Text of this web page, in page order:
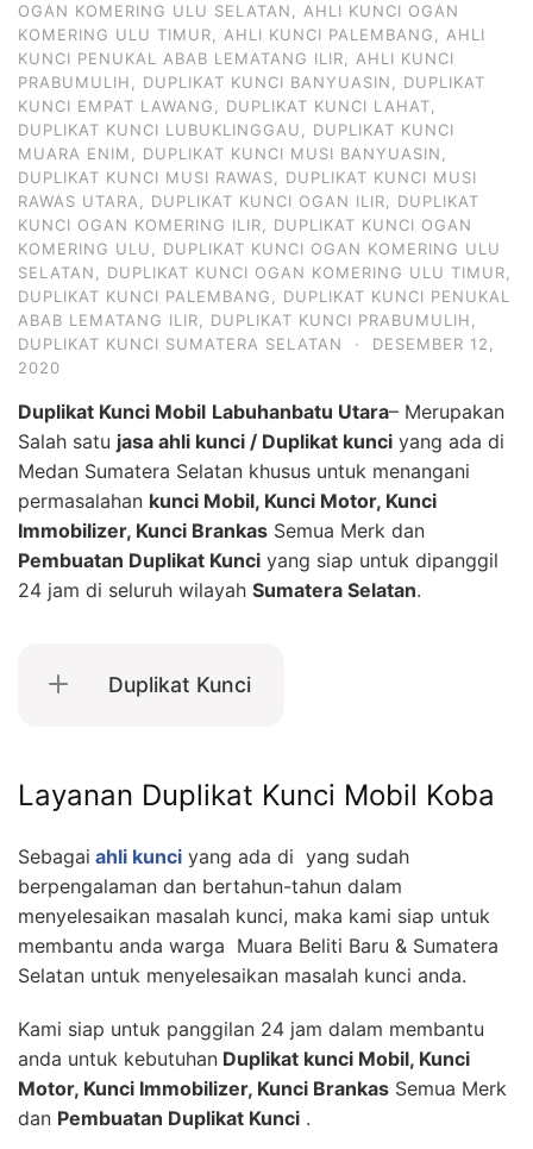
OGAN KOMERING ULU SELATAN, AHLI KUNCI OGAN
KOMERING ULU TIMUR, AHLI KUNCI PALEMBANG, AHLI
KUNCI PENUKAL ABAB LEMATANG ILIR, AHLI KUNCI
PRABUMULIH, DUPLIKAT KUNCI BANYUASIN, DUPLIKAT
KUNCI EMPAT LAWANG, DUPLIKAT KUNCI LAHAT,
DUPLIKAT KUNCI LUBUKLINGGAU, DUPLIKAT KUNCI
MUARA ENIM, DUPLIKAT KUNCI MUSI BANYUASIN,
DUPLIKAT KUNCI MUSI RAWAS, DUPLIKAT KUNCI MUSI
RAWAS UTARA, DUPLIKAT KUNCI OGAN ILIR, DUPLIKAT
KUNCI OGAN KOMERING ILIR, DUPLIKAT KUNCI OGAN
KOMERING ULU, DUPLIKAT KUNCI OGAN KOMERING ULU
SELATAN, DUPLIKAT KUNCI OGAN KOMERING ULU TIMUR,
DUPLIKAT KUNCI PALEMBANG, DUPLIKAT KUNCI PENUKAL
ABAB LEMATANG ILIR, DUPLIKAT KUNCI PRABUMULIH,
DUPLIKAT KUNCI SUMATERA SELATAN
·
DESEMBER 12,
2020
Duplikat Kunci Mobil Labuhanbatu Utara– Merupakan
Salah satu jasa ahli kunci / Duplikat kunci yang ada di
Medan Sumatera Selatan khusus untuk menangani
permasalahan kunci Mobil, Kunci Motor, Kunci
Immobilizer, Kunci Brankas Semua Merk dan
Pembuatan Duplikat Kunci yang siap untuk dipanggil
24 jam di seluruh wilayah Sumatera Selatan.
Duplikat Kunci
Layanan Duplikat Kunci Mobil Koba
Sebagai ahli kunci yang ada di yang sudah
berpengalaman dan bertahun-tahun dalam
menyelesaikan masalah kunci, maka kami siap untuk
membantu anda warga Muara Beliti Baru & Sumatera
Selatan untuk menyelesaikan masalah kunci anda.
Kami siap untuk panggilan 24 jam dalam membantu
anda untuk kebutuhan Duplikat kunci Mobil, Kunci
Motor, Kunci Immobilizer, Kunci Brankas Semua Merk
dan Pembuatan Duplikat Kunci .